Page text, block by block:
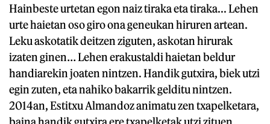
Hainbeste urtetan egon naiz tiraka eta tiraka... Lehen
urte haietan oso giro ona geneukan hiruren artean.
Leku askotatik deitzen ziguten, askotan hirurak
izaten ginen… Lehen erakustaldi haietan beldur
handiarekin joaten nintzen. Handik gutxira, biek utzi
egin zuten, eta nahiko bakarrik gelditu nintzen.
2014an, Estitxu Almandoz animatu zen txapelketara,